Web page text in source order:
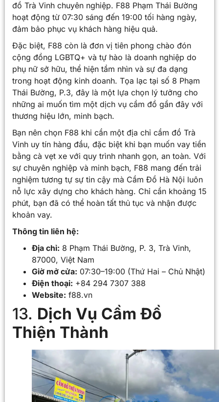
đồ Trà Vinh chuyên nghiệp. F88 Phạm Thái Bường
hoạt động từ 07:30 sáng đến 19:00 tối hàng ngày,
đảm bảo phục vụ khách hàng hiệu quả.
Đặc biệt, F88 còn là đơn vị tiên phong chào đón
cộng đồng LGBTQ+ và tự hào là doanh nghiệp do
phụ nữ sở hữu, thể hiện tầm nhìn và sự đa dạng
trong hoạt động kinh doanh. Tọa lạc tại số 8 Phạm
Thái Bường, P.3, đây là một lựa chọn lý tưởng cho
những ai muốn tìm một dịch vụ cầm đồ gần đây với
thương hiệu lớn, minh bạch.
Bạn nên chọn F88 khi cần một địa chỉ cầm đồ Trà
Vinh uy tín hàng đầu, đặc biệt khi bạn muốn vay tiền
bằng cà vẹt xe với quy trình nhanh gọn, an toàn. Với
sự chuyên nghiệp và minh bạch, F88 mang đến trải
nghiệm tương tự sự tin cậy mà Cầm Đồ Hà Nội luôn
nỗ lực xây dựng cho khách hàng. Chỉ cần khoảng 15
phút, bạn đã có thể hoàn tất thủ tục và nhận được
khoản vay.
Thông tin liên hệ:
Địa chỉ: 8 Phạm Thái Bường, P. 3, Trà Vinh,
87000, Việt Nam
Giờ mở cửa: 07:30–19:00 (Thứ Hai – Chủ Nhật)
Điện thoại: +84 294 7307 388
Website: f88.vn
13. Dịch Vụ Cầm Đồ
Thiện Thành